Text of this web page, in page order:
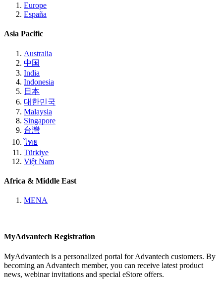
Europe
España
Asia Pacific
Australia
中国
India
Indonesia
日本
대한민국
Malaysia
Singapore
台灣
ไทย
Türkiye
Việt Nam
Africa & Middle East
MENA
MyAdvantech Registration
MyAdvantech is a personalized portal for Advantech customers. By
becoming an Advantech member, you can receive latest product
news, webinar invitations and special eStore offers.